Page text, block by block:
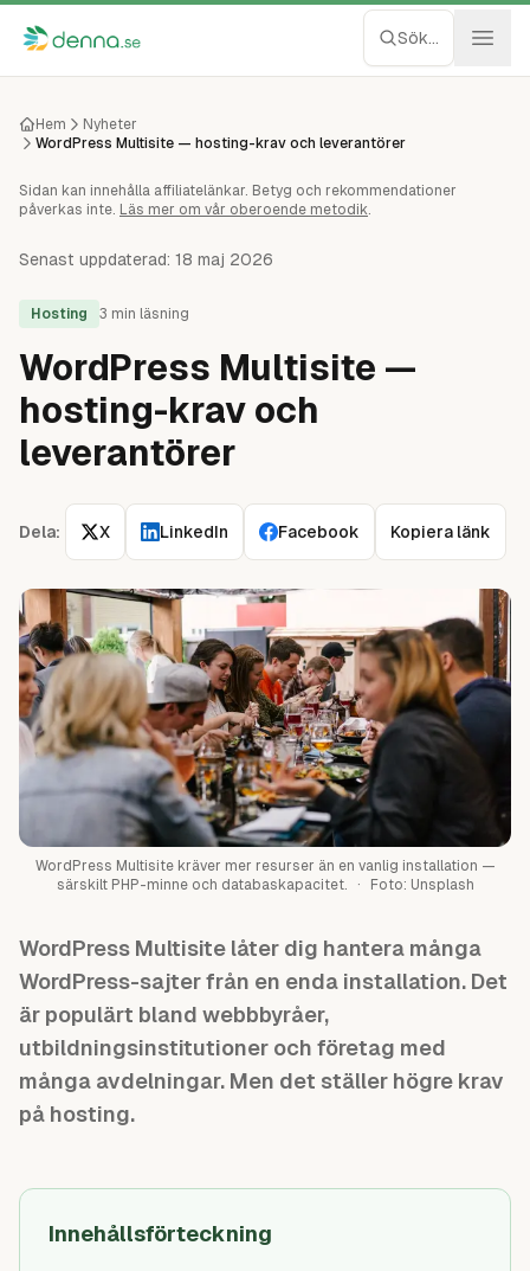
Hoppa till innehåll Sök...
Webbhotell
Nätverk
Molnlagring
Recensioner
Guider
Hem
Nyheter
WordPress Multisite — hosting-krav och leverantörer
Sidan kan innehålla affiliatelänkar. Betyg och rekommendationer
påverkas inte. Läs mer om vår oberoende metodik.
Senast uppdaterad: 18 maj 2026
Hosting 3 min läsning
WordPress Multisite —
hosting-krav och
leverantörer
Dela: X LinkedIn Facebook Kopiera länk
WordPress Multisite kräver mer resurser än en vanlig installation —
särskilt PHP-minne och databaskapacitet.
· Foto: Unsplash
WordPress Multisite låter dig hantera många
WordPress-sajter från en enda installation. Det
är populärt bland webbbyråer,
utbildningsinstitutioner och företag med
många avdelningar. Men det ställer högre krav
på hosting.
Innehållsförteckning